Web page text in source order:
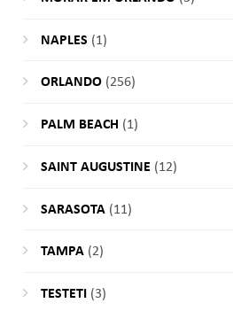
NAPLES (1)
ORLANDO(256)
PALM BEACH (1)
SAINT AUGUSTINE (12)
SARASOTA(11)
TAMPA(2)
TESTETI (3)